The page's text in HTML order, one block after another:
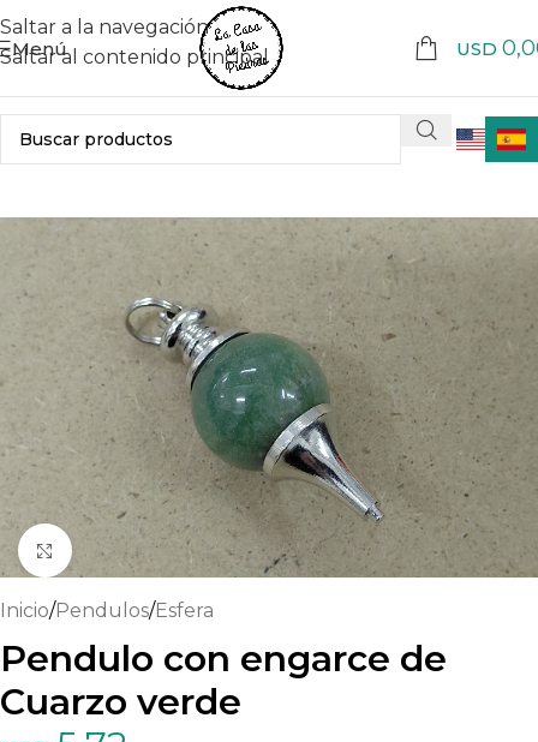
Saltar a la navegación
Saltar al contenido principal
Menú USD
Haga clic para ampliar
Inicio/Pendulos/Esfera
Pendulo con engarce de
Cuarzo verde